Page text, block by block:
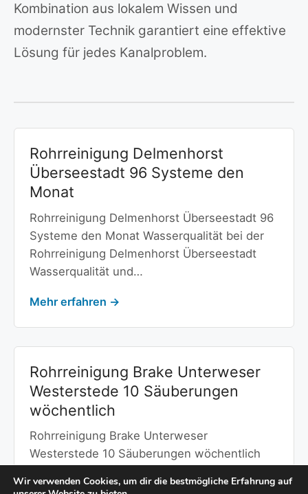
Kombination aus lokalem Wissen und
modernster Technik garantiert eine effektive
Lösung für jedes Kanalproblem.
Rohrreinigung Delmenhorst
Überseestadt 96 Systeme den
Monat
Rohrreinigung Delmenhorst Überseestadt 96
Systeme den Monat Wasserqualität bei der
Rohrreinigung Delmenhorst Überseestadt
Wasserqualität und…
Mehr erfahren →
Rohrreinigung Brake Unterweser
Westerstede 10 Säuberungen
wöchentlich
Rohrreinigung Brake Unterweser
Westerstede 10 Säuberungen wöchentlich
Unterweser Westerstede Wasserqualität…
Wir verwenden Cookies, um dir die bestmögliche Erfahrung auf